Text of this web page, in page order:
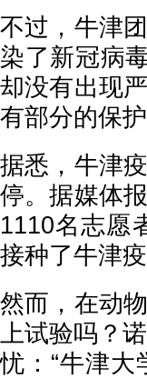
不过，牛津
染了新冠病
却没有出现
有部分的保护
据悉，牛津
停。据媒体
1110名志愿
接种了牛津
然而，在动
上试验吗？
忧：“牛津